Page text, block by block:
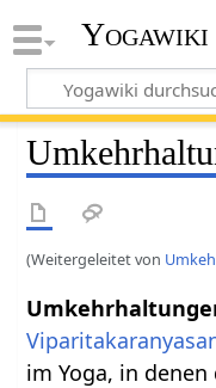
Yogawiki
(Weitergeleitet von
im Yoga, in denen